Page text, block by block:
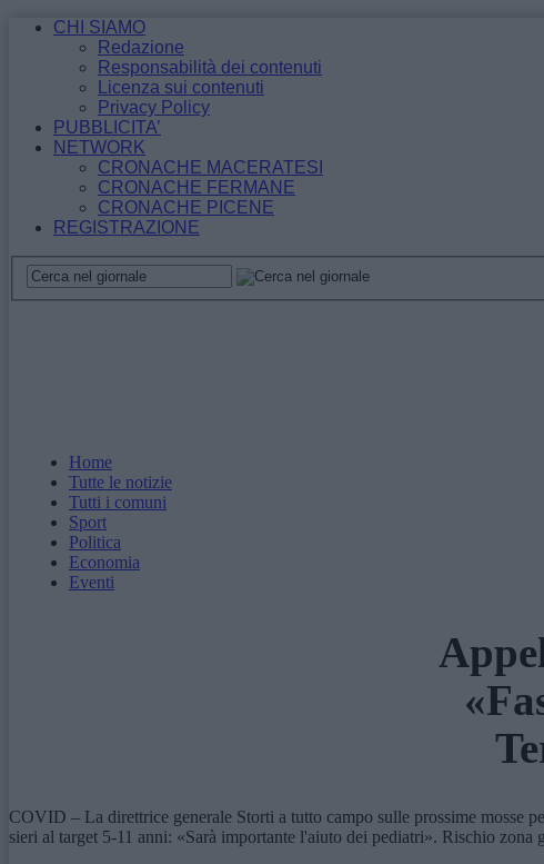
CHI SIAMO
Redazione
Responsabilità dei contenuti
Licenza sui contenuti
Privacy Policy
PUBBLICITA’
NETWORK
CRONACHE MACERATESI
CRONACHE FERMANE
CRONACHE PICENE
REGISTRAZIONE
Home
Tutte le notizie
Tutti i comuni
Sport
Politica
Economia
Eventi
COVID – La direttrice generale Storti a tutto campo sulle prossime mosse
sieri al target 5-11 anni: «Sarà importante l'aiuto dei pediatri». Rischio zona